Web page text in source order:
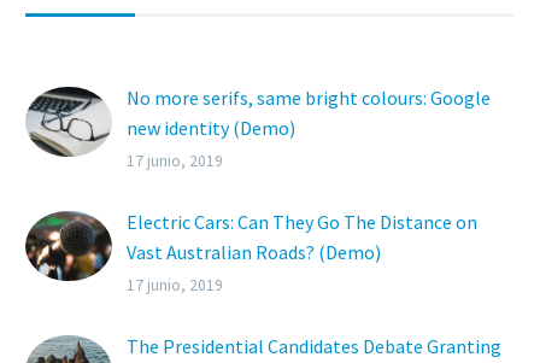
No more serifs, same bright colours: Google
new identity (Demo)
Lorem ipsum dolor sit ametcon sectetur
labore et dolore.
17 junio, 2019
Electric Cars: Can They Go The Distance on
Vast Australian Roads? (Demo)
Lorem ipsum dolor sit ametcon sectetur
labore et dolore.
17 junio, 2019
The Presidential Candidates Debate Granting